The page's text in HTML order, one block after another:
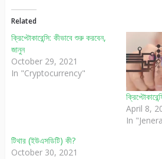
Related
ক্রিপ্টোকারেন্সি: কীভাবে শুরু করবেন,
জানুন
October 29, 2021
In "Cryptocurrency"
April 8,
In
টিথার (ইউএসডিটি) কী?
October 30, 2021